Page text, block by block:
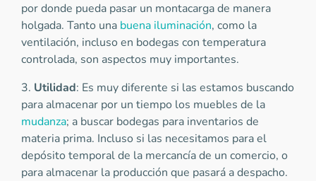
por donde pueda pasar un montacarga de manera
holgada. Tanto una buena iluminación, como la
ventilación, incluso en bodegas con temperatura
controlada, son aspectos muy importantes.
3. Utilidad: Es muy diferente si las estamos buscando
para almacenar por un tiempo los muebles de la
mudanza; a buscar bodegas para inventarios de
materia prima. Incluso si las necesitamos para el
depósito temporal de la mercancía de un comercio, o
para almacenar la producción que pasará a despacho.